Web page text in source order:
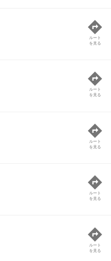
ルート
を見る
ルート
を見る
ルート
を見る
ルート
を見る
ルート
を見る